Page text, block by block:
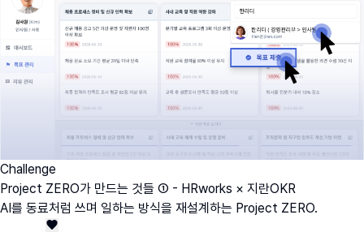
Challenge
Project ZERO가 만드는 것들 ① - HRworks × 지란OKR
AI를 동료처럼 쓰며 일하는 방식을 재설계하는 Project ZERO.